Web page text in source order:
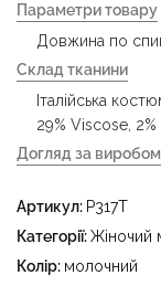
Параметри товару
Довжина по
Склад тканини
Італійська
29% Viscose, 2%
Догляд за виробом
прасувати за
відбілювати -
Артикул: P317T
Категорії:Жіночий
Колір: молочний